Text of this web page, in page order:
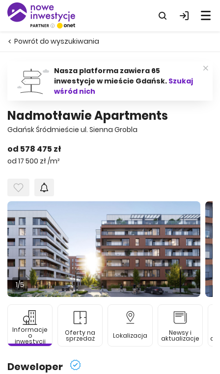
Powrót do wyszukiwania
Nasza platforma zawiera 65
inwestycje w mieście Gdańsk. Szukaj
wśród nich
Nadmotławie Apartments
Gdańsk Śródmieście ul. Sienna Grobla
od 578 475 zł
od 17 500 zł /m²
1/5
Informacje
o
inwestycji
Oferty na
sprzedaż Lokalizacja Newsy i
aktualizacje
Deweloper